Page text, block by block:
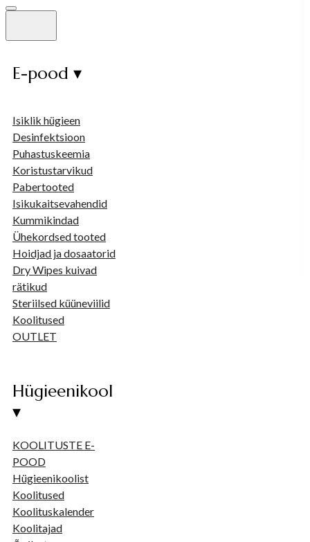
E-pood ▾
Isiklik hügieen
Desinfektsioon
Puhastuskeemia
Koristustarvikud
Pabertooted
Isikukaitsevahendid
Kummikindad
Ühekordsed tooted
Hoidjad ja dosaatorid
Dry Wipes kuivad
rätikud
Steriilsed küüneviilid
Koolitused
OUTLET
Hügieenikool
▾
KOOLITUSTE E-
POOD
Hügieenikoolist
Koolitused
Koolituskalender
Koolitajad